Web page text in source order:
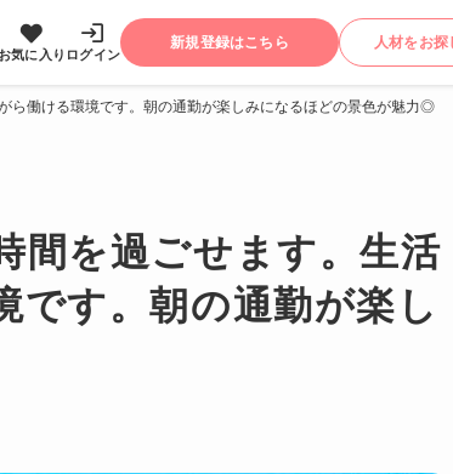
お気に入り ログイン
新規登録はこちら 人材をお探
ら働ける環境です。朝の通勤が楽しみになるほどの景色が魅力◎
間を過ごせます。生活
です。朝の通勤が楽し